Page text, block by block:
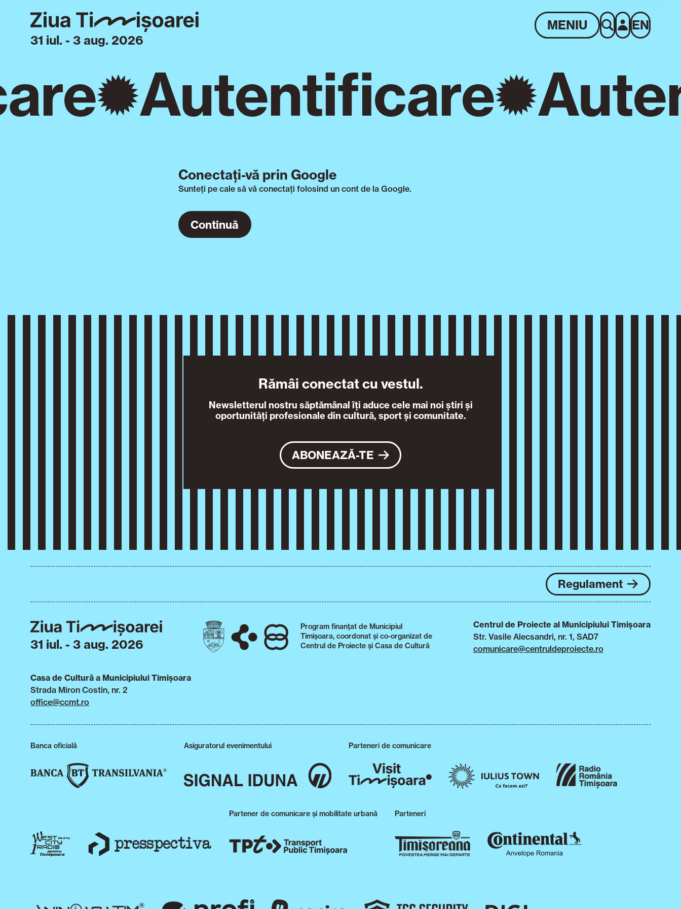
31 iul. - 3 aug. 2026
MENIU EN
Autentificare
Conectați-vă prin Google
Sunteți pe cale să vă conectați folosind un cont de la Google.
Continuă
Rămâi conectat cu vestul.
Newsletterul nostru săptămânal îți aduce cele mai noi știri și
oportunități profesionale din cultură, sport și comunitate.
ABONEAZĂ-TE
Regulament
31 iul. - 3 aug. 2026
Program finanțat de Municipiul
Timișoara, coordonat și co-organizat de
Centrul de Proiecte și Casa de Cultură
Centrul de Proiecte al Municipiului Timișoara
Str. Vasile Alecsandri, nr. 1, SAD7
comunicare@centruldeproiecte.ro
Casa de Cultură a Municipiului Timișoara
Strada Miron Costin, nr. 2
office@ccmt.ro
Banca oficială Asiguratorul evenimentului Parteneri de comunicare
Partener de comunicare și mobilitate urbană Parteneri